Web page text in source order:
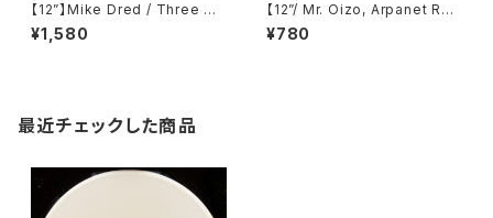
【12”】Mike Dred / Three Qu
arks (Diatomyc) (DT 009)
¥1,580
【12”/ Mr. Oizo, Arpanet Re
mix】Kavinsky / Teddy Boy
EP (Record Makers) (REC 2
¥780
最近チェックした商品